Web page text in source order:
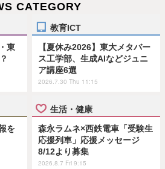
CATEGORY
東
教育ICT
【夏休み2026】東大メタバー
ス工学部、生成AIなどジュニ
ア講座6選
2026.7.30 Thu 11:15
を
生活・健康
森永ラムネ×西鉄電車「受験生
応援列車」応援メッセージ
8/12より募集
2026.8.7 Fri 9:15